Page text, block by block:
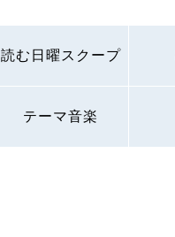
読む日曜スクープ
テーマ音楽